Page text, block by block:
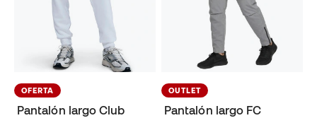
OFERTA
Pantalón largo Club
OUTLET
Pantalón largo FC